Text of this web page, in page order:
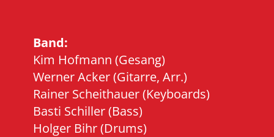
Band:
Kim Hofmann (Gesang)
Werner Acker (Gitarre, Arr.)
Rainer Scheithauer (Keyboards)
Basti Schiller (Bass)
Holger Bihr (Drums)